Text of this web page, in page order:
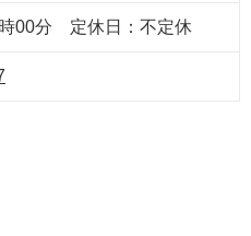
00分 定休日：不定休